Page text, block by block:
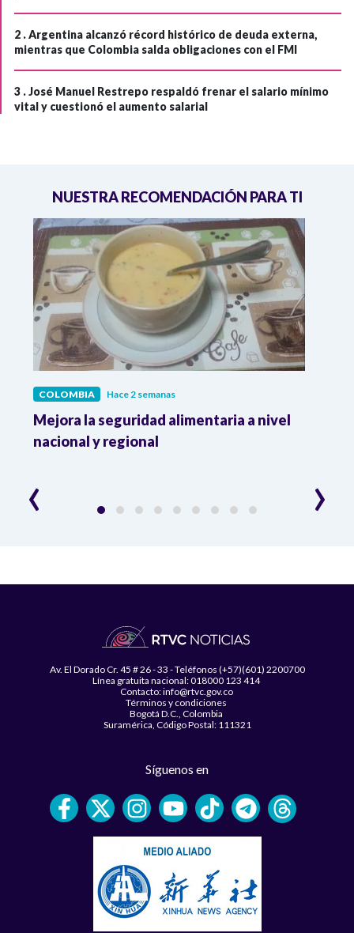
2 .Argentina alcanzó récord histórico de deuda externa,
mientras que Colombia salda obligaciones con el FMI
3 .José Manuel Restrepo respaldó frenar el salario mínimo
vital y cuestionó el aumento salarial
NUESTRA RECOMENDACIÓN PARA TI
COLOMBIA Hace 2 semanas
Mejora la seguridad alimentaria a nivel
nacional y regional
‹ ›
Av. El Dorado Cr. 45 # 26 - 33 - Teléfonos (+57)(601) 2200700
Línea gratuita nacional: 018000 123 414
Contacto: info@rtvc.gov.co
Términos y condiciones
Bogotá D.C., Colombia
Suramérica, Código Postal: 111321
Síguenos en